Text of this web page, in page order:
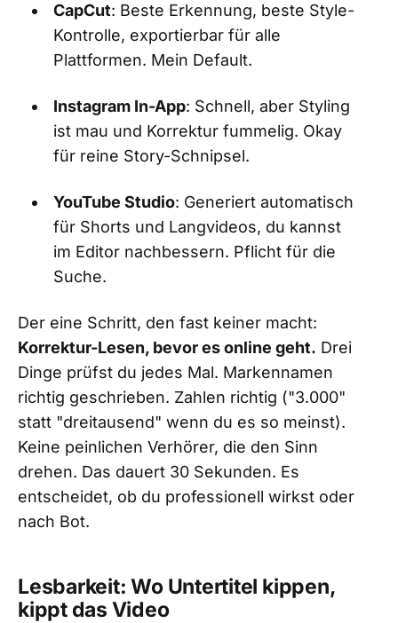
CapCut: Beste Erkennung, beste Style-
Kontrolle, exportierbar für alle
Plattformen. Mein Default.
Instagram In-App: Schnell, aber Styling
ist mau und Korrektur fummelig. Okay
für reine Story-Schnipsel.
YouTube Studio: Generiert automatisch
für Shorts und Langvideos, du kannst
im Editor nachbessern. Pflicht für die
Suche.
Der eine Schritt, den fast keiner macht:
Korrektur-Lesen, bevor es online geht. Drei
Dinge prüfst du jedes Mal. Markennamen
richtig geschrieben. Zahlen richtig ("3.000"
statt "dreitausend" wenn du es so meinst).
Keine peinlichen Verhörer, die den Sinn
drehen. Das dauert 30 Sekunden. Es
entscheidet, ob du professionell wirkst oder
nach Bot.
Lesbarkeit: Wo Untertitel kippen,
kippt das Video